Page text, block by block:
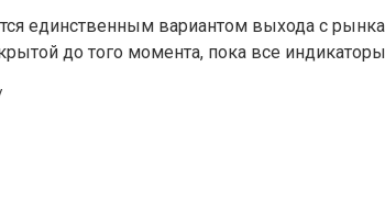
единственным вариантом выхода с
до того момента, пока все